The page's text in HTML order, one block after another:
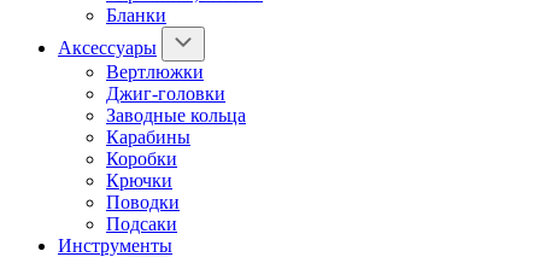
Бланки
Аксессуары
Вертлюжки
Джиг-головки
Заводные кольца
Карабины
Коробки
Крючки
Поводки
Подсаки
Инструменты